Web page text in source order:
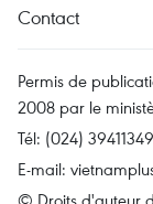
Contact
Permis de
2008 par le
Tél: (024)
E-mail:
© Droits d'auteur